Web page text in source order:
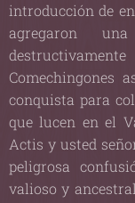
introducción de
agregaron
Comechingones
conquista para
que lucen en el
Actis y usted
peligrosa
valioso y